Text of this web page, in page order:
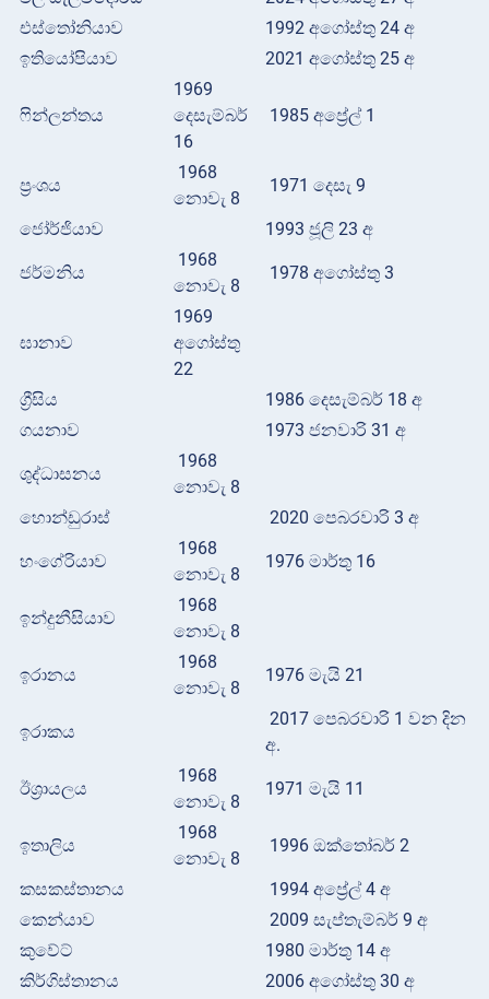
එස්තෝනියාව
1992 අගෝස්තු 24 අ
ඉතියෝපියාව
2021 අගෝස්තු 25 අ
ෆින්ලන්තය
1969
දෙසැම්බර්
16
1985 අප්‍රේල් 1
ප්‍රංශය
1968
නොවැ 8
1971 දෙසැ 9
ජෝර්ජියාව 1993 ජූලි 23 අ
ජර්මනිය
1968
නොවැ 8
1978 අගෝස්තු 3
ඝානාව
1969
අගෝස්තු
22
ග්‍රීසිය
1986 දෙසැම්බර් 18 අ
ගයනාව
1973 ජනවාරි 31 අ
ශුද්ධාසනය
1968
නොවැ 8
හොන්ඩුරාස්
2020 පෙබරවාරි 3 අ
හංගේරියාව
1968
නොවැ 8
1976 මාර්තු 16
ඉන්දුනීසියාව
1968
නොවැ 8
ඉරානය
1968
නොවැ 8
1976 මැයි 21
ඉරාකය
2017 පෙබරවාරි 1 වන දින
අ.
ඊශ්‍රායලය
1968
නොවැ 8
1971 මැයි 11
ඉතාලිය
1968
නොවැ 8
1996 ඔක්තෝබර් 2
කසකස්තානය
1994 අප්‍රේල් 4 අ
කෙන්යාව
2009 සැප්තැම්බර් 9 අ
කුවේට්
1980 මාර්තු 14 අ
කිර්ගිස්තානය
2006 අගෝස්තු 30 අ